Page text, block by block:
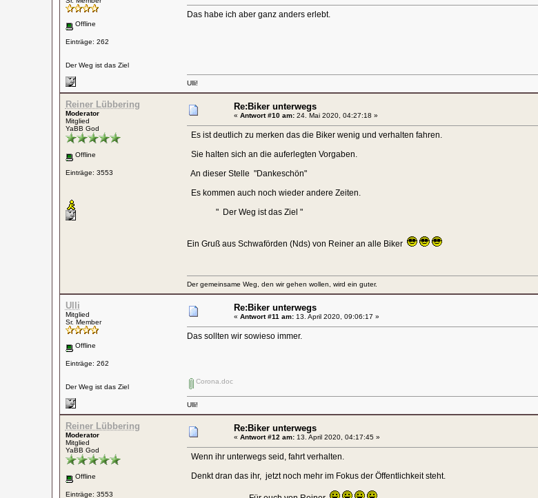
Offline
Einträge: 262
Der Weg ist das Ziel
Das habe ich aber ganz anders erlebt.
Ulli!
Reiner Lübbering
Moderator
Mitglied
YaBB God
Offline
Einträge: 3553
Re:Biker unterwegs
« Antwort #10 am:24. Mai 2020, 04:27:18 »
Es ist deutlich zu merken das die Biker wenig und verhalten fahren.
Sie halten sich an die auferlegten Vorgaben.
An dieser Stelle "Dankeschön"
Es kommen auch noch wieder andere Zeiten.
" Der Weg ist das Ziel "
Ein Gruß aus Schwaförden (Nds) von Reiner an alle Biker
Der gemeinsame Weg, den wir gehen wollen, wird ein guter.
Ulli
Mitglied
Sr. Member
Offline
Einträge: 262
Der Weg ist das Ziel
Re:Biker unterwegs
« Antwort #11 am:13. April 2020, 09:06:17 »
Das sollten wir sowieso immer.
Corona.doc
Ulli!
Reiner Lübbering
Moderator
Mitglied
YaBB God
Offline
Einträge: 3553
Re:Biker unterwegs
« Antwort #12 am:13. April 2020, 04:17:45 »
Wenn ihr unterwegs seid, fahrt verhalten.
Denkt dran das ihr, jetzt noch mehr im Fokus der Öffentlichkeit steht.